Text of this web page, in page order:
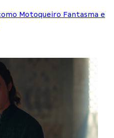
Motoqueiro Fantasma e